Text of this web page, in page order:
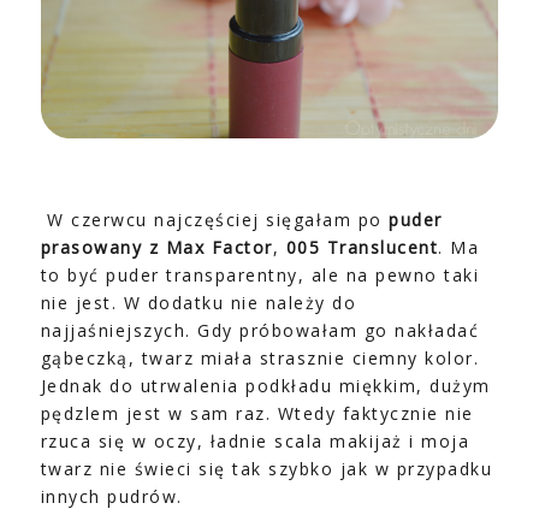
W czerwcu najczęściej sięgałam popuder
prasowany z Max Factor, 005 Translucent. Ma
to być puder transparentny, ale na pewno taki
nie jest. W dodatku nie należy do
najjaśniejszych. Gdy próbowałam go nakładać
gąbeczką, twarz miała strasznie ciemny kolor.
Jednak do utrwalenia podkładu miękkim, dużym
pędzlem jest w sam raz. Wtedy faktycznie nie
rzuca się w oczy, ładnie scala makijaż i moja
twarz nie świeci się tak szybko jak w przypadku
innych pudrów.